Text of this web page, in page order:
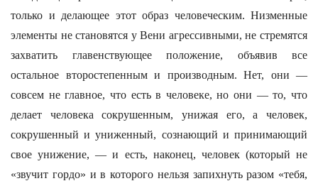
только и делающее этот образ человеческим. Низменные
элементы не становятся у Вени агрессивными, не стремятся
захватить главенствующее положение, объявив все
остальное второстепенным и производным. Нет, они —
совсем не главное, что есть в человеке, но они — то, что
делает человека сокрушенным, унижая его, а человек,
сокрушенный и униженный, сознающий и принимающий
свое унижение, — и есть, наконец, человек (который не
«звучит гордо» и в которого нельзя запихнуть разом «тебя,